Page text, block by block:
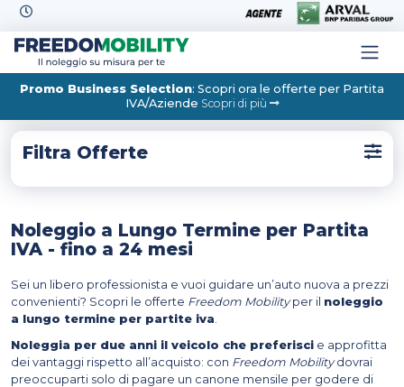
Skip to content
Promo Business Selection: Scopri ora le offerte per Partita
IVA/Aziende Scopri di più
Filtra Offerte
Noleggio a Lungo Termine per Partita
IVA - fino a 24 mesi
Sei un libero professionista e vuoi guidare un’auto nuova a prezzi
convenienti? Scopri le offerte Freedom Mobilityper il noleggio
a lungo termine per partite iva.
Noleggia per due anni il veicolo che preferisci e approfitta
dei vantaggi rispetto all’acquisto: con Freedom Mobilitydovrai
preoccuparti solo di pagare un canone mensile per godere di